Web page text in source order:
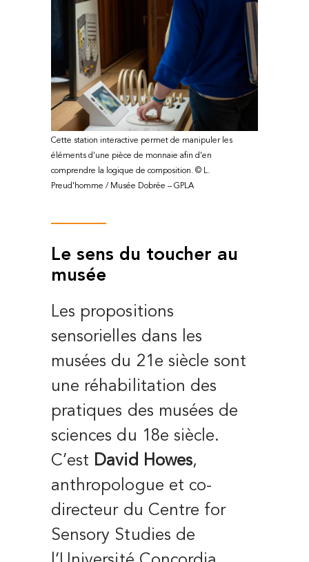
Cette station interactive permet de manipuler les
éléments d'une pièce de monnaie afin d'en
comprendre la logique de composition. © L.
Preud'homme / Musée Dobrée – GPLA
Le sens du toucher au
musée
Les propositions
sensorielles dans les
musées du 21e siècle sont
une réhabilitation des
pratiques des musées de
sciences du 18e siècle.
C’est David Howes,
anthropologue et co-
directeur du Centre for
Sensory Studies de